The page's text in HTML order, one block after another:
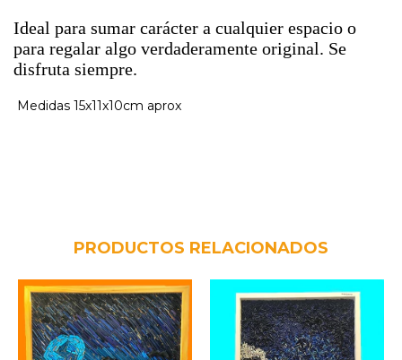
Ideal para sumar carácter a cualquier espacio o
para regalar algo verdaderamente original. Se
disfruta siempre.
Medidas 15x11x10cm aprox
PRODUCTOS RELACIONADOS